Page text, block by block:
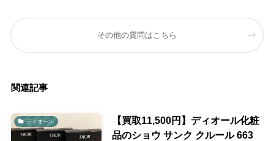
その他の質問はこちら
関連記事
ディオール
【買取11,500円】ディオール化粧
品のショウ サンク クルール 663